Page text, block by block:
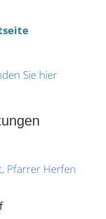
Sie hier
Pfarrer Herfen